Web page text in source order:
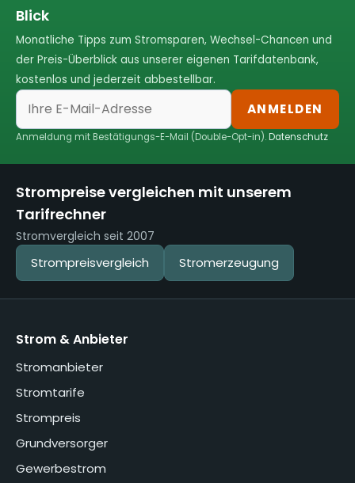
Blick
Monatliche Tipps zum Stromsparen, Wechsel-Chancen und
der Preis-Überblick aus unserer eigenen Tarifdatenbank,
kostenlos und jederzeit abbestellbar.
ANMELDEN
Anmeldung mit Bestätigungs-E-Mail (Double-Opt-in).Datenschutz
Strompreise vergleichen mit unserem
Tarifrechner
Stromvergleich seit 2007
Strompreisvergleich Stromerzeugung
Strom & Anbieter
Stromanbieter
Stromtarife
Strompreis
Grundversorger
Gewerbestrom